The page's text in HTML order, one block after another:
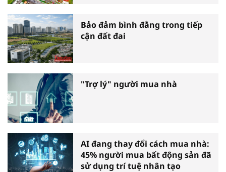
Bảo đảm bình đẳng trong tiếp
cận đất đai
"Trợ lý" người mua nhà
AI đang thay đổi cách mua nhà:
45% người mua bất động sản đã
sử dụng trí tuệ nhân tạo